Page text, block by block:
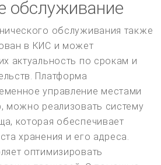
обслуживание
обслуживания также
в КИС и может
актуальность по срокам и
Платформа
управление местами
можно реализовать систему
которая обеспечивает
хранения и его адреса.
оптимизировать